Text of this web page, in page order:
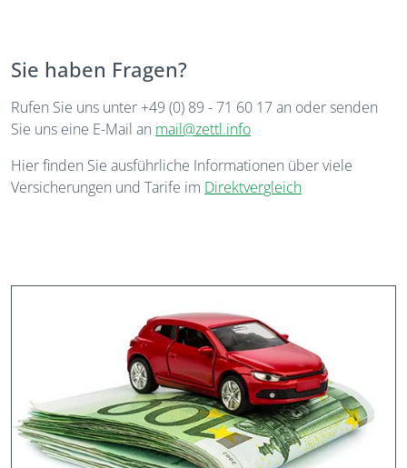
Sie haben Fragen?
Rufen Sie uns unter +49 (0) 89 - 71 60 17 an oder senden
Sie uns eine E-Mail an mail@zettl.info
Hier finden Sie ausführliche Informationen über viele
Versicherungen und Tarife im Direktvergleich